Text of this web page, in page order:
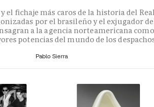
el fichaje más caros de la historia del
por el brasileño y el exjugador
a la agencia norteamericana como
potencias del mundo de los
Pablo Sierra